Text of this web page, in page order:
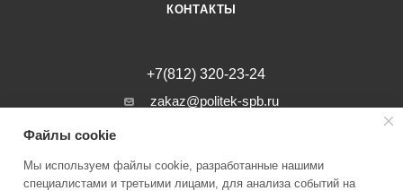
КОНТАКТЫ
+7(812) 320-23-24
zakaz@politek-spb.ru
г. Санкт-Петербург, Минеральная ул, д.
Файлы cookie
Мы используем файлы cookie, разработанные нашими
специалистами и третьими лицами, для анализа событий на